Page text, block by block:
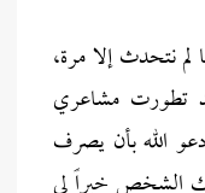
نتحدث إلا مرة،
تطورت مشاعري
الله بأن يصرف